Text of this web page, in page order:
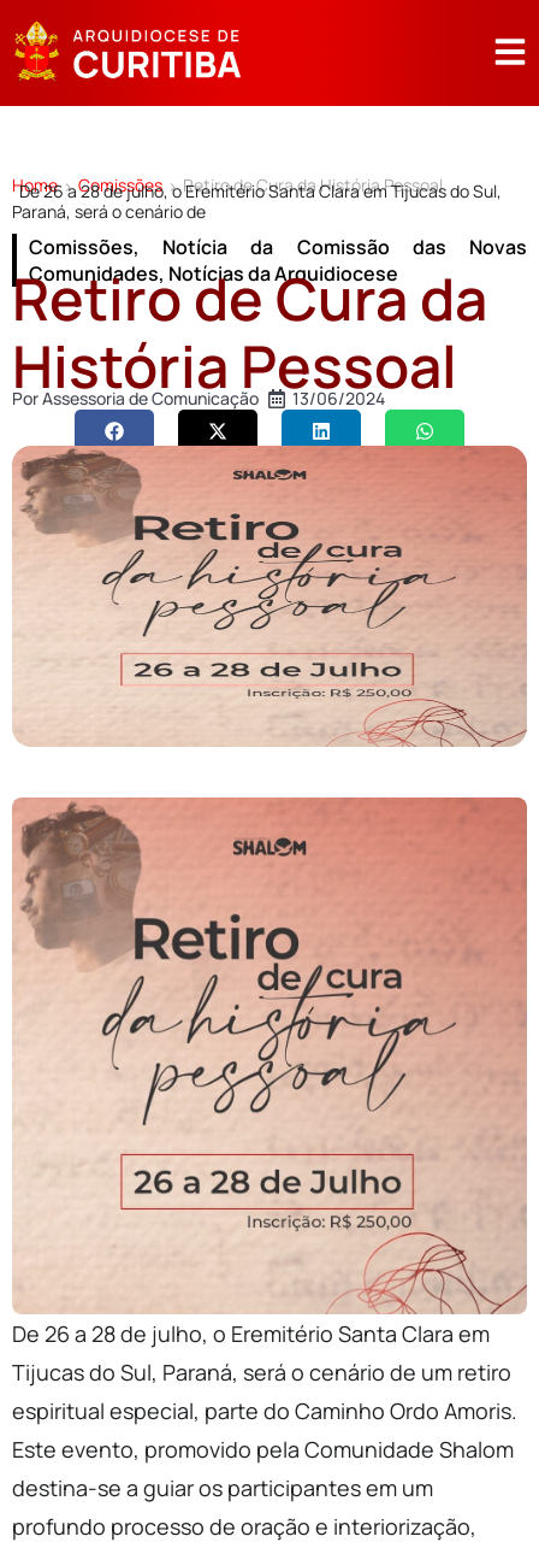
Home > Comissões > Retiro de Cura da História Pessoal
De 26 a 28 de julho, o Eremitério Santa Clara em Tijucas do Sul,
Paraná, será o cenário de
Comissões, Notícia da Comissão das Novas
Comunidades, Notícias da Arquidiocese
Retiro de Cura da
História Pessoal
PorAssessoria de Comunicação 13/06/2024
De 26 a 28 de julho, o Eremitério Santa Clara em
Tijucas do Sul, Paraná, será o cenário de um retiro
espiritual especial, parte do Caminho Ordo Amoris.
Este evento, promovido pela Comunidade Shalom
destina-se a guiar os participantes em um
profundo processo de oração e interiorização,